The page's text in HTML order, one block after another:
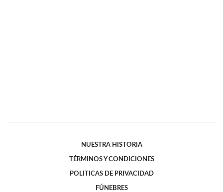
NUESTRA HISTORIA
TÉRMINOS Y CONDICIONES
POLITICAS DE PRIVACIDAD
FÚNEBRES